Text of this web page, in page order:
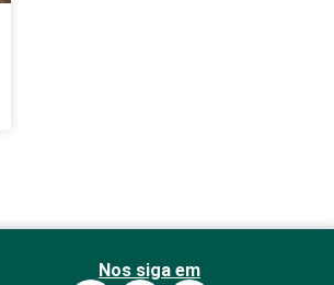
Nos siga em